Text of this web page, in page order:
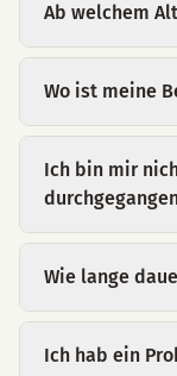
Ab welchem
Wo ist meine
Ich bin mir
Wie lange
Ich hab ein